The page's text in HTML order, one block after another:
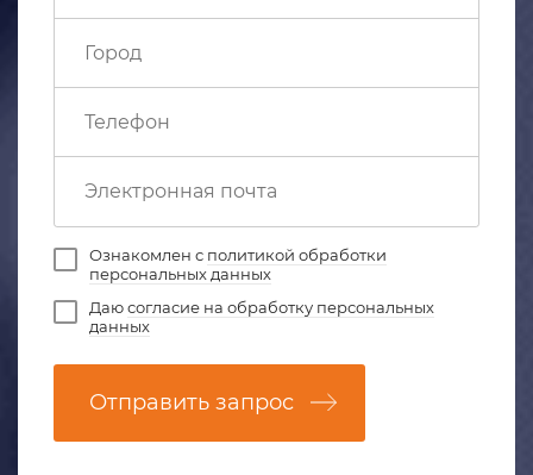
Ознакомлен с политикой обработки
персональных данных
Даюсогласие на обработку персональных
данных
Отправить запрос